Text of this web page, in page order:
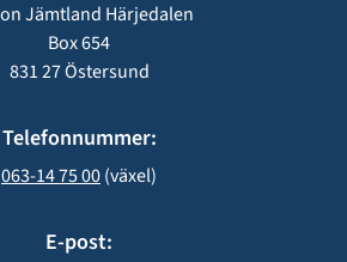
Jämtland Härjedalen
Box 654
831 27 Östersund
Telefonnummer:
063-14 75 00 (växel)
E-post: